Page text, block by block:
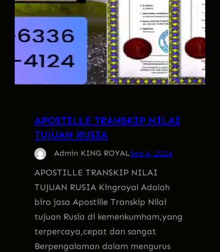
APOSTILLE TRANSKIP NILAI
TUJUAN RUSIA
Admin KING ROYALSep 4, 2024
APOSTILLE TRANSKIP NILAI
TUJUAN RUSIA Kingroyal Adalah
biro jasa Apostille Transkip Nilai
tujuan Rusia di kemenkumham,yang
terpercaya,cepat dan sangat
Berpengalaman dalam mengurus